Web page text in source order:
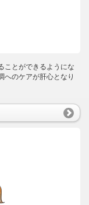
ことができるようにな
へのケアが肝心となり